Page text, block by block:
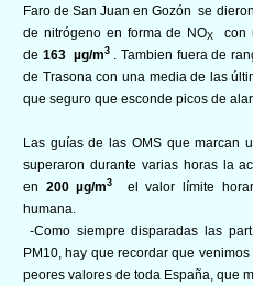
Faro de San Juan en Gozón se
de nitrógeno en forma de NOX
con
de 163 µg/m3. Tambien fuera de
de Trasona con una media de las
que seguro que esconde picos de
Las guías de las OMS que marcan
superaron durante varias horas la
en 200 µg/m3
el valor límite
humana.
-Como siempre disparadas las
PM10, hay que recordar que
peores valores de toda España, que